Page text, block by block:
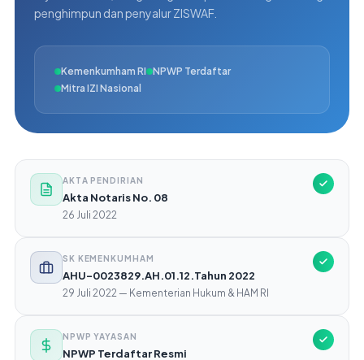
penghimpun dan penyalur ZISWAF.
Kemenkumham RI NPWP Terdaftar
Mitra IZI Nasional
AKTA PENDIRIAN
Akta Notaris No. 08
26 Juli 2022
SK KEMENKUMHAM
AHU-0023829.AH.01.12.Tahun 2022
29 Juli 2022 — Kementerian Hukum & HAM RI
NPWP YAYASAN
NPWP Terdaftar Resmi